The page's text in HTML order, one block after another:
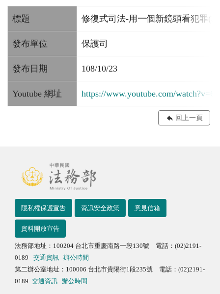
標題 修復式司法-用一個新鏡頭看犯罪
發布單位 保護司
發布日期 108/10/23
Youtube 網址 https://www.youtube.com/
回上一頁
隱私權保護宣告 資訊安全政策 意見信箱
資料開放宣告
法務部地址：100204 台北市重慶南路一段130號 電話：(02)2191-
0189
交通資訊
辦公時間
第二辦公室地址：100006 台北市貴陽街1段235號 電話：(02)2191-
0189 交通資訊 辦公時間